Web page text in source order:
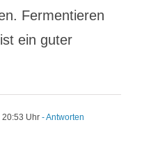
Fermentieren
ein guter
20:53 Uhr - Antworten